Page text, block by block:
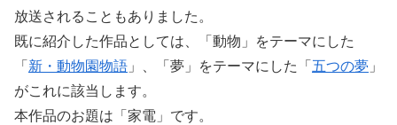
放送されることもありました。
既に紹介した作品としては、「動物」をテーマにした
「 新・動物園物語 」、「夢」をテーマにした「 五つの夢 」
がこれに該当します。
本作品のお題は「家電」です。